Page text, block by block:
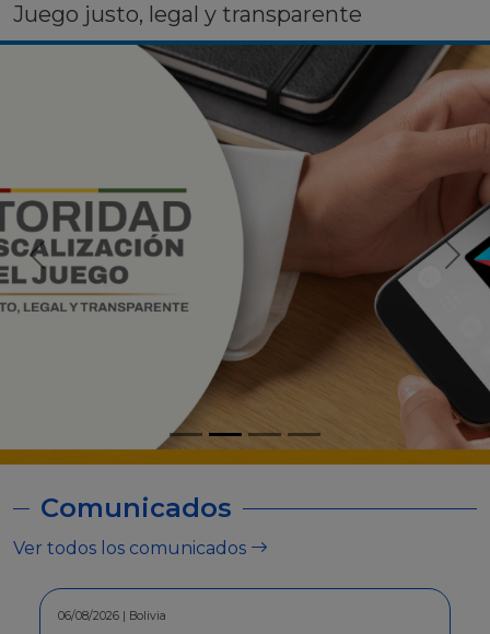
Juego justo, legal y transparente
Comunicados
Ver todos los comunicados
30/07/2026 | Bolivia